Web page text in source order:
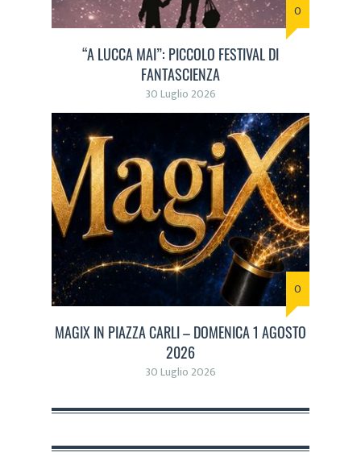
0
“A LUCCA MAI”: PICCOLO FESTIVAL DI
FANTASCIENZA
30 Luglio 2026
0
MAGIX IN PIAZZA CARLI – DOMENICA 1 AGOSTO
2026
30 Luglio 2026